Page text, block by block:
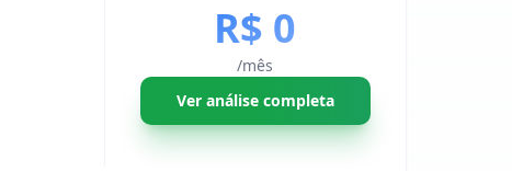
R$ 0
/mês
Ver análise completa